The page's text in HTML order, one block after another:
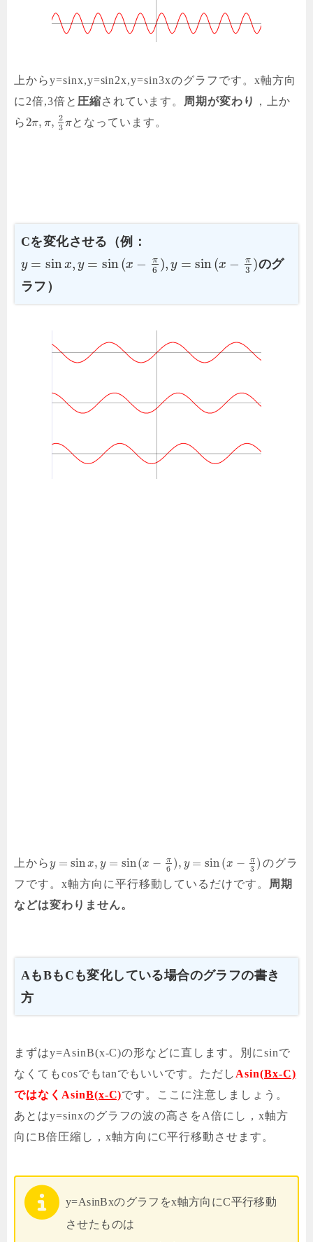
上からy=sinx,y=sin2x,y=sin3xのグラフです。x軸方向
に2倍,3倍と 圧縮されています。 周期が変わり
，上か
ら 2π, π, 2
3 πとなっています。
Cを変化させる（例：
y = sinx, y = sin(x − π
6 ), y = sin(x − π
3 )のグ
ラフ）
上からy = sin x, y = sin(x − π
6 ), y = sin (x − π
3 ) のグラ
フです。x軸方向に平行移動しているだけです。
周期
などは変わりません。
AもBもCも変化している場合のグラフの書き
方
まずはy=AsinB(x-C)の形などに直します。別にsinで
なくてもcosでもtanでもいいです。ただし Asin(Bx-C)
ではなくAsinB(x-C)です。ここに注意しましょう。
あとはy=sinxのグラフの波の高さをA倍にし，x軸方
向にB倍圧縮し，x軸方向にC平行移動させます。
y=AsinBxのグラフをx軸方向にC平行移動
させたものは